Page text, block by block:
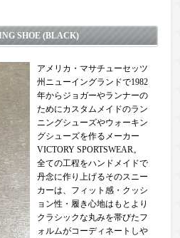
SHOE (BLACK)
アメリカ・マサチューセッツ
州ニューイングランドで1982
年からジョガーやランナーの
ためにカスタムメイドのラン
ニングシューズやウォーキン
グシューズを作るメーカー
VICTORY SPORTSWEAR。
全ての工程をハンドメイドで
丹念に作り上げるそのスニー
カーは、フィット感・クッシ
ョン性・履き心地はもとより
クラシックな丸みを帯びたフ
ォルムがコーディネートしや